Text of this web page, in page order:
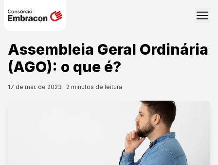
Assembleia Geral Ordinária
(AGO): o que é?
17 de mar. de 2023 2 minutos de leitura